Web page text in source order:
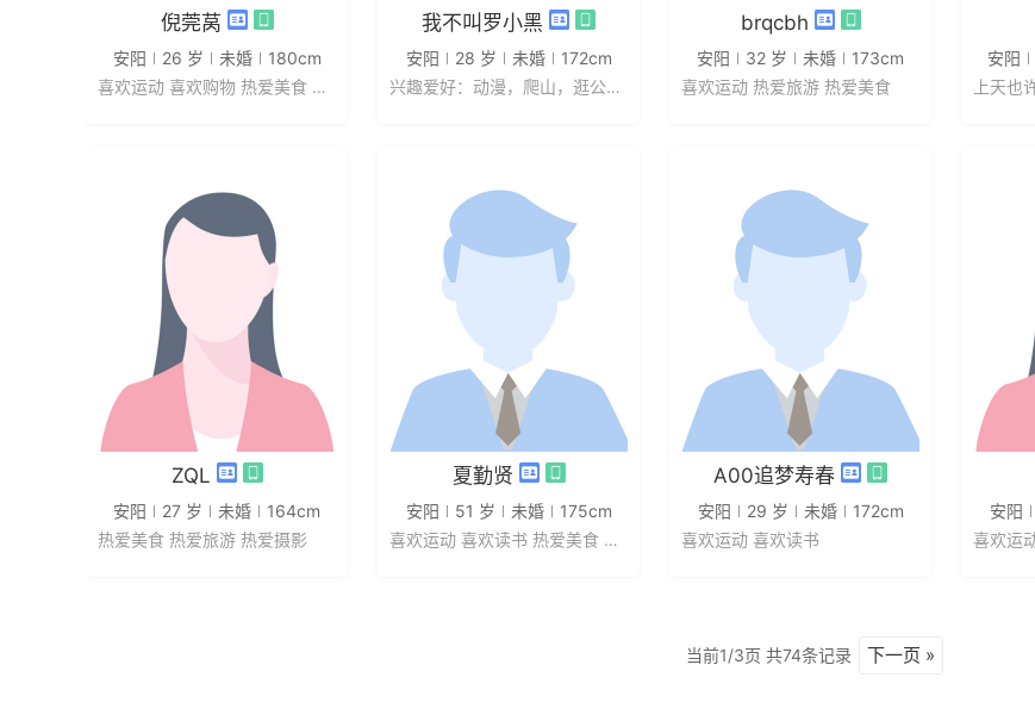
发私信
倪莞莴
安阳 26 岁 未婚
180cm
喜欢运动 喜欢购物 热爱美食 热爱...
发私信
我不叫罗小黑
安阳 28 岁 未婚
172cm
兴趣爱好：动漫，爬山，逛公园，不...
发私信
brqcbh
安阳 32 岁 未婚
173cm
喜欢运动 热爱旅游 热爱美食
安阳
发私信
ZQL
安阳 27 岁 未婚
164cm
热爱美食 热爱旅游 热爱摄影
发私信
夏勤贤
安阳 51 岁 未婚
175cm
喜欢运动 喜欢读书 热爱美食 热爱...
发私信
A00追梦寿春
安阳 29 岁 未婚
172cm
喜欢运动 喜欢读书
安阳
当前1/3页 共74条记录 下一页 »